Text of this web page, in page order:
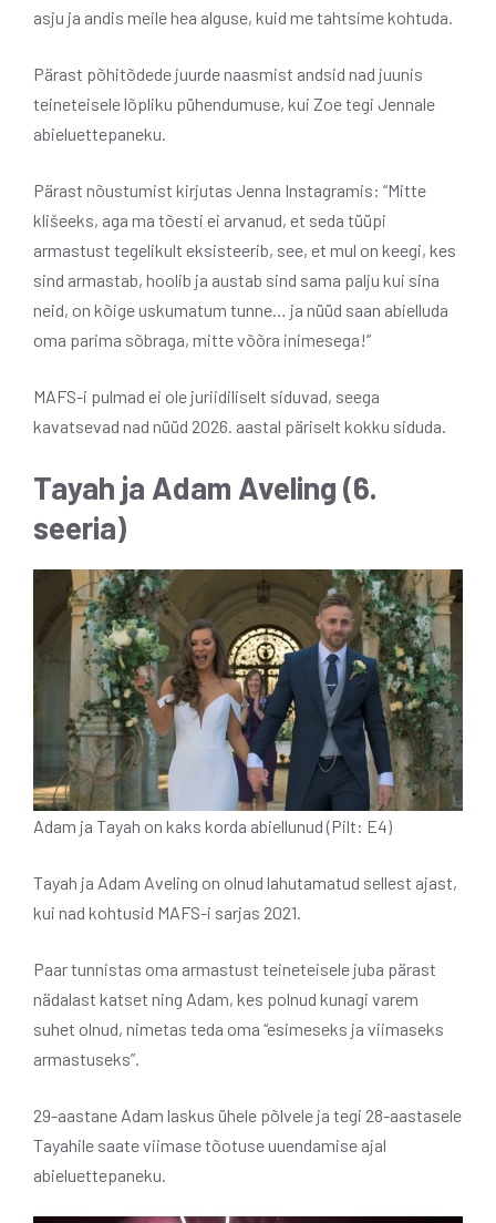
asju ja andis meile hea alguse, kuid me tahtsime kohtuda.
Pärast põhitõdede juurde naasmist andsid nad juunis
teineteisele lõpliku pühendumuse, kui Zoe tegi Jennale
abieluettepaneku.
Pärast nõustumist kirjutas Jenna Instagramis: “Mitte
klišeeks, aga ma tõesti ei arvanud, et seda tüüpi
armastust tegelikult eksisteerib, see, et mul on keegi, kes
sind armastab, hoolib ja austab sind sama palju kui sina
neid, on kõige uskumatum tunne… ja nüüd saan abielluda
oma parima sõbraga, mitte võõra inimesega!”
MAFS-i pulmad ei ole juriidiliselt siduvad, seega
kavatsevad nad nüüd 2026. aastal päriselt kokku siduda.
Tayah ja Adam Aveling (6.
seeria)
Adam ja Tayah on kaks korda abiellunud (Pilt: E4)
Tayah ja Adam Aveling on olnud lahutamatud sellest ajast,
kui nad kohtusid MAFS-i sarjas 2021.
Paar tunnistas oma armastust teineteisele juba pärast
nädalast katset ning Adam, kes polnud kunagi varem
suhet olnud, nimetas teda oma “esimeseks ja viimaseks
armastuseks”.
29-aastane Adam laskus ühele põlvele ja tegi 28-aastasele
Tayahile saate viimase tõotuse uuendamise ajal
abieluettepaneku.